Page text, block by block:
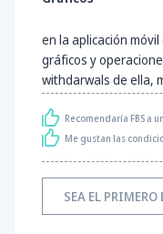
en la aplicación
gráficos y
withdarwals de ella,
Recomendaría FBS a
Me gustan las
SEA EL PRIMERO